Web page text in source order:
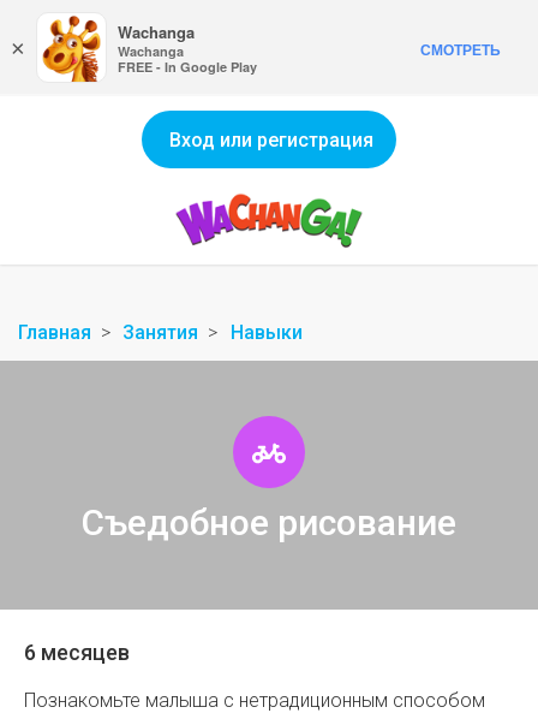
Вход или регистрация
Главная Занятия Навыки
Съедобное рисование
6 месяцев
Познакомьте малыша с нетрадиционным способом
×
Wachanga
Wachanga
FREE - In Google Play
СМОТРЕТЬ